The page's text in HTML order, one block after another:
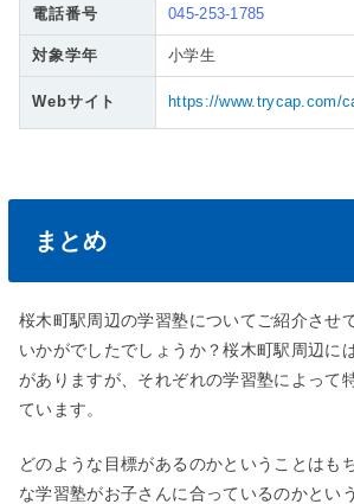
電話番号 045-253-1785
対象学年 小学生
Webサイト https://www.trycap.com/
まとめ
桜木町駅周辺の学習塾についてご紹介させ
いかがでしたでしょうか？桜木町駅周辺に
がありますが、それぞれの学習塾によって
ています。
どのような目標があるのかということはも
な学習塾がお子さんに合っているのかとい